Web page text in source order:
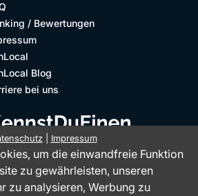
/ Bewertungen
Blog
bei uns
| Impressum
um die einwandfreie Funktion
zu gewährleisten, unseren
zu analysieren, Werbung zu